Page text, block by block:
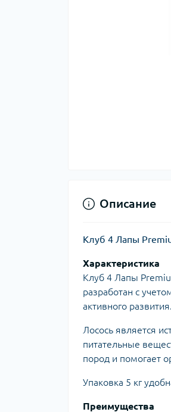
Описание
Клуб 4 Лапы
Характеристика
Клуб 4 Лапы
разработан с
активного развития.
Лосось является
питательные
пород и помогает
Упаковка 5 кг
Преимущества